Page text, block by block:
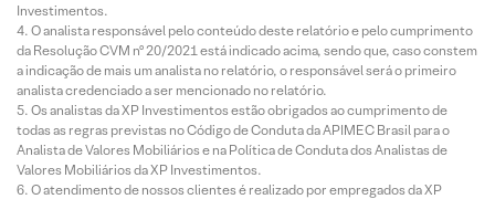
Investimentos.
O analista responsável pelo conteúdo deste relatório e pelo cumprimento
da Resolução CVM nº 20/2021 está indicado acima, sendo que, caso constem
a indicação de mais um analista no relatório, o responsável será o primeiro
analista credenciado a ser mencionado no relatório.
Os analistas da XP Investimentos estão obrigados ao cumprimento de
todas as regras previstas no Código de Conduta da APIMEC Brasil para o
Analista de Valores Mobiliários e na Política de Conduta dos Analistas de
Valores Mobiliários da XP Investimentos.
O atendimento de nossos clientes é realizado por empregados da XP